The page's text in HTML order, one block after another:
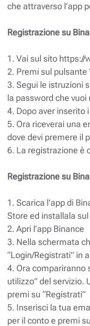
che attraverso l’app
Registrazione su
1. Vai sul sito
2. Premi sul pulsante
3. Segui le istruzioni
la password che vuoi
4. Dopo aver inserito
5. Ora riceverai una
dove devi premere il
6. La registrazione è
Registrazione su
1. Scarica l’app di
Store ed installala
2. Apri l’app Binance
3. Nella schermata
“Login/Registrati” in
4. Ora compariranno
utilizzo” del servizio.
premi su “Registrati”
5. Inserisci la tua
per il conto e premi